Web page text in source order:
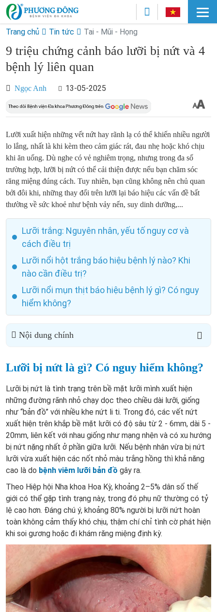
Trang chủ Tin tức Tai - Mũi - Họng
9 triệu chứng cảnh báo lưỡi bị nứt và 4
bệnh lý liên quan
Ngọc Anh 13-05-2025
Lưỡi xuất hiện những vết nứt hay rãnh lạ có thể khiến nhiều người
lo lắng, nhất là khi kèm theo cảm giác rát, đau nhẹ hoặc khó chịu
khi ăn uống. Dù nghe có vẻ nghiêm trọng, nhưng trong đa số
trường hợp, lưỡi bị nứt có thể cải thiện được nếu bạn chăm sóc
răng miệng đúng cách. Tuy nhiên, bạn cũng không nên chủ quan
bởi đôi khi, những thay đổi trên lưỡi lại báo hiệu các vấn đề bất
thường về sức khoẻ như bệnh vảy nến, suy dinh dưỡng,...
Lưỡi trắng: Nguyên nhân, yếu tố nguy cơ và
cách điều trị
Lưỡi nổi hột trắng báo hiệu bệnh lý nào? Khi
nào cần điều trị?
Lưỡi nổi mụn thịt báo hiệu bệnh lý gì? Có nguy
hiểm không?
Nội dung chính
Lưỡi bị nứt là gì? Có nguy hiểm không?
Lưỡi bị nứt là tình trạng trên bề mặt lưỡi mình xuất hiện
những đường rãnh nhỏ chạy dọc theo chiều dài lưỡi, giống
như “bản đồ” với nhiều khe nứt li ti. Trong đó, các vết nứt
xuất hiện trên khắp bề mặt lưỡi có độ sâu từ 2 - 6mm, dài 5 -
20mm, liên kết với nhau giống như mạng nhện và có xu hướng
bị nứt nặng nhất ở phần giữa lưỡi. Nếu bệnh nhân vừa bị nứt
lưỡi vừa xuất hiện các nốt nhỏ màu trắng hồng thì khả năng
cao là do bệnh viêm lưỡi bản đồ gây ra.
Theo Hiệp hội Nha khoa Hoa Kỳ, khoảng 2–5% dân số thế
giới có thể gặp tình trạng này, trong đó phụ nữ thường có tỷ
lệ cao hơn. Đáng chú ý, khoảng 80% người bị lưỡi nứt hoàn
toàn không cảm thấy khó chịu, thậm chí chỉ tình cờ phát hiện
khi soi gương hoặc đi khám răng miệng định kỳ.